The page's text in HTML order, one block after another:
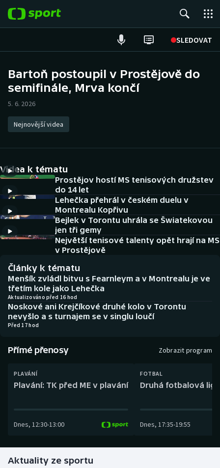
SLEDOVAT
Hokej
Atletika
DALŠÍ SPORTY
Americký fotbal
Baseball a softbal
Biatlon
Boby a skeleton
Box
Curling
Dostihy
Gymnastika
NEPŘEHLÉDNĚTE
Historické návraty
Aplikace ČT sport
AZ kvíz
Bartoň postoupil v Prostějově do
semifinále, Mrva končí
5. 6. 2026
Nejnovější videa
Videa k tématu
Prostějov hostí MS tenisových družstev
do 14 let
Lehečka přehrál v českém duelu v
Montrealu Kopřivu
Bejlek v Torontu uhrála se Šwiatekovou
jen tři gemy
Největší tenisové talenty opět hrají na MS
v Prostějově
Články k tématu
Menšík zvládl bitvu s Fearnleym a v Montrealu je ve
třetím kole jako Lehečka
Aktualizováno před 16 hod
Noskové ani Krejčíkové druhé kolo v Torontu
nevyšlo a s turnajem se v singlu loučí
Před 17 hod
Přímé přenosy Zobrazit program
PLAVÁNÍ
Plavání: TK před ME v plavání
Dnes, 12:30-13:00
FOTBAL
Druhá fotbalová
Dnes, 17:35-19:55
Aktuality ze sportu